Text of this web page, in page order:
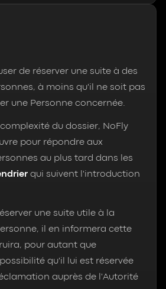
de réserver une suite à des
à moins qu'il ne soit pas
une Personne concernée.
du dossier, NoFly
pour répondre aux
au plus tard dans les
qui suivent l'introduction
une suite utile à la
il en informera cette
pour autant que
qu'il lui est réservée
auprès de l'Autorité